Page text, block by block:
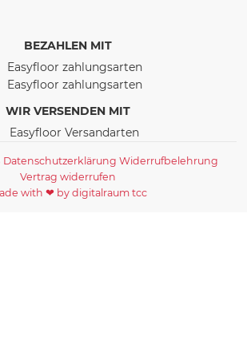
BEZAHLEN MIT
WIR VERSENDEN MIT
Datenschutzerklärung Widerrufbelehrung
Vertrag widerrufen
with ❤ by digitalraum tcc